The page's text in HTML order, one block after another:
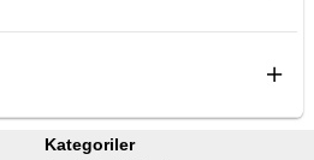
Kategoriler